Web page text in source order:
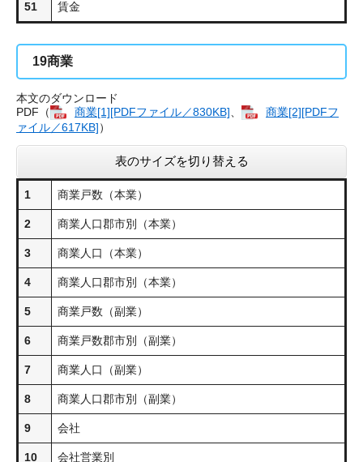
51 賃金
19商業
本文のダウンロード
PDF（
商業[1][PDFファイル／830KB]
商業[2][PDFフ
ァイル／617KB]）
表のサイズを切り替える
1 商業戸数（本業）
2 商業人口郡市別（本業）
3 商業人口（本業）
4 商業人口郡市別（本業）
5 商業戸数（副業）
6 商業戸数郡市別（副業）
7 商業人口（副業）
8 商業人口郡市別（副業）
9 会社
10 会社営業別